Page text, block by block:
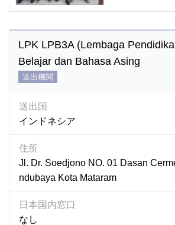
LPK LPB3A (Lembaga
Belajar dan Bahasa Asing
送出機関
送出国
インドネシア
住所
Jl. Dr. Soedjono NO. 01 Dasan
ndubaya Kota Mataram
日本国内窓口
なし